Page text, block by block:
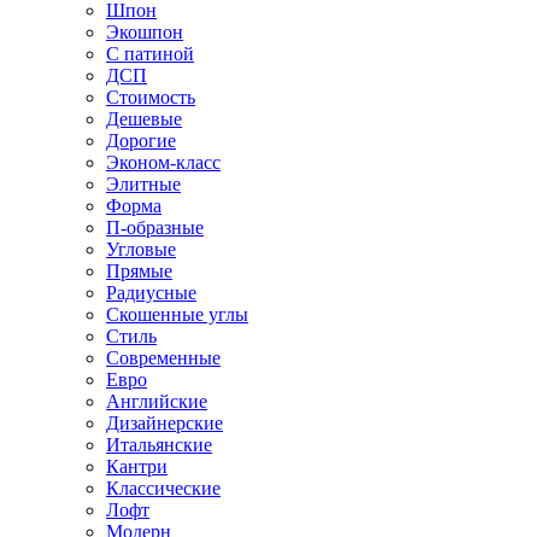
Шпон
Экошпон
С патиной
ДСП
Стоимость
Дешевые
Дорогие
Эконом-класс
Элитные
Форма
П-образные
Угловые
Прямые
Радиусные
Скошенные углы
Стиль
Современные
Евро
Английские
Дизайнерские
Итальянские
Кантри
Классические
Лофт
Модерн